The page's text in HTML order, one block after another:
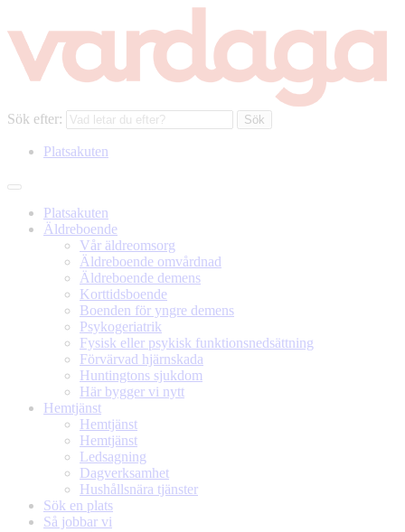
Sök efter:
Platsakuten
Platsakuten
Äldreboende
Vår äldreomsorg
Äldreboende omvårdnad
Äldreboende demens
Korttidsboende
Boenden för yngre demens
Psykogeriatrik
Fysisk eller psykisk funktionsnedsättning
Förvärvad hjärnskada
Huntingtons sjukdom
Här bygger vi nytt
Hemtjänst
Hemtjänst
Hemtjänst
Ledsagning
Dagverksamhet
Hushållsnära tjänster
Sök en plats
Så jobbar vi